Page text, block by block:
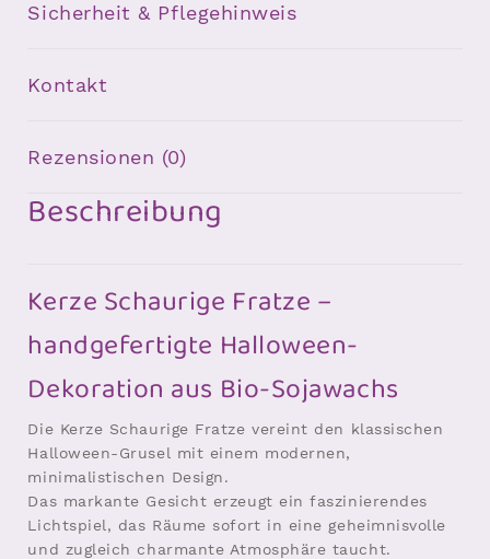
Sicherheit & Pflegehinweis
Kontakt
Rezensionen (0)
Beschreibung
Kerze Schaurige Fratze –
handgefertigte Halloween-
Dekoration aus Bio-Sojawachs
Die Kerze Schaurige Fratze vereint den klassischen
Halloween-Grusel mit einem modernen,
minimalistischen Design.
Das markante Gesicht erzeugt ein faszinierendes
Lichtspiel, das Räume sofort in eine geheimnisvolle
und zugleich charmante Atmosphäre taucht.